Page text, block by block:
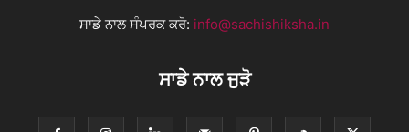
ਸਾਡੇ ਨਾਲ ਸੰਪਰਕ ਕਰੋ: info@sachishiksha.in
ਸਾਡੇ ਨਾਲ ਜੁੜੋ